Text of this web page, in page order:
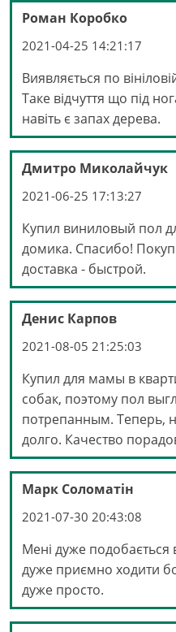
Роман Коробко
2021-04-25 14:21:17
Виявляється по
Таке відчуття що під
навіть є запах дерева.
Дмитро Миколайчук
2021-06-25 17:13:27
Купил виниловый пол
домика. Спасибо!
доставка - быстрой.
Денис Карпов
2021-08-05 21:25:03
Купил для мамы в
собак, поэтому пол
потрепанным. Теперь,
долго. Качество
Марк Соломатін
2021-07-30 20:43:08
Мені дуже подобається
дуже приємно ходити
дуже просто.